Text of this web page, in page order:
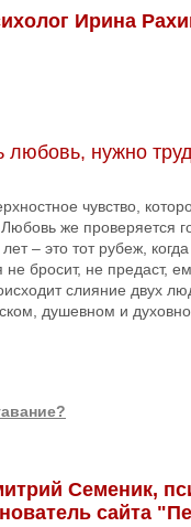
Ирина
любовь, нужно
чувство,
же проверяется
– это тот рубеж,
не бросит, не предаст,
слияние двух
душевном и
Семеник,
сайта